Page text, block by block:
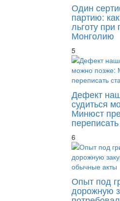
Один
партию:
льготу при
Монголию
5
Дефект
судиться
Минюст
6
Опыт под
дорожную